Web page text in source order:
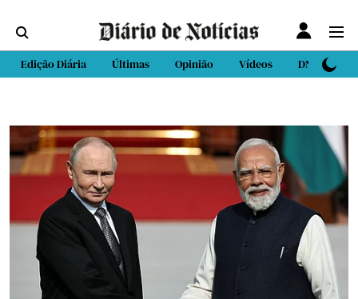
Edição Diária Últimas Opinião Vídeos DN Sport